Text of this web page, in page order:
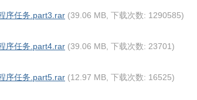
序任务.part3.rar (39.06 MB, 下载次数: 1290585)
序任务.part4.rar (39.06 MB, 下载次数: 23701)
序任务.part5.rar (12.97 MB, 下载次数: 16525)